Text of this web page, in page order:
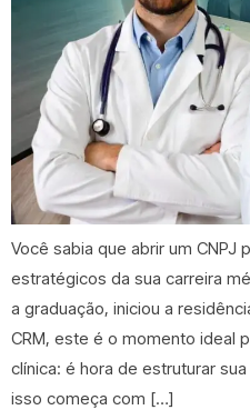
Você sabia que abrir um
estratégicos da sua carreira
a graduação, iniciou a
CRM, este é o momento ideal
clínica: é hora de estruturar
isso começa com […]